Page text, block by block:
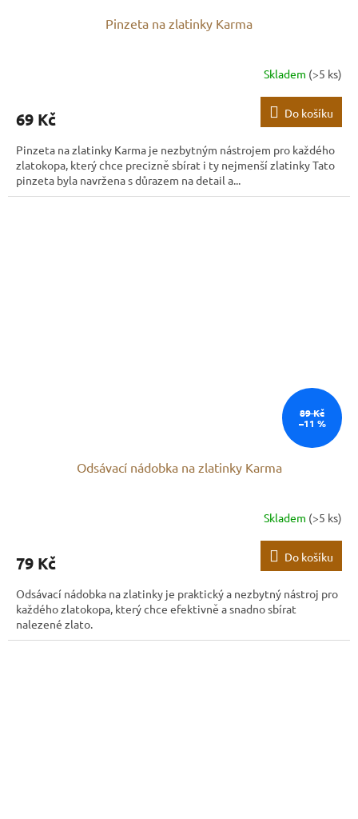
Pinzeta na zlatinky Karma
Skladem (>5 ks)
69 Kč Do košíku
Pinzeta na zlatinky Karma je nezbytným nástrojem pro každého
zlatokopa, který chce precizně sbírat i ty nejmenší zlatinky Tato
pinzeta byla navržena s důrazem na detail a...
89 Kč
–11 %
Odsávací nádobka na zlatinky Karma
Skladem (>5 ks)
79 Kč Do košíku
Odsávací nádobka na zlatinky je praktický a nezbytný nástroj pro
každého zlatokopa, který chce efektivně a snadno sbírat
nalezené zlato.